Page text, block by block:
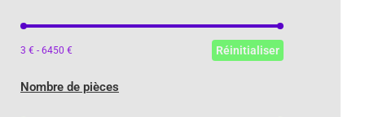
Prix
3 € - 6450 € Réinitialiser
Nombre de pièces